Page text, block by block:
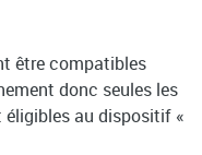
être compatibles
donc seules les
au dispositif «